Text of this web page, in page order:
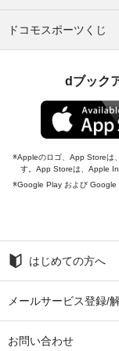
ドコモスポーツくじ
dブック
Appleのロゴ、App Storeは
す。App Storeは、Apple
Google Play および Google
はじめての方へ
メールサービス登録/
お問い合わせ